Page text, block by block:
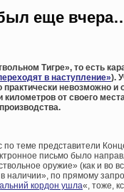
был еще
Тигре», то есть
в наступление»).
практически невозможно
от своего
по теме представители
письмо было
оружие» (как и во
наличии», по прямому
кордон ушла«, тоже,